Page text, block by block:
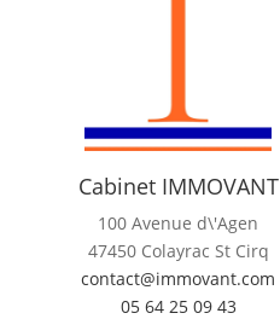
Cabinet IMMOVANT
100 Avenue d\'Agen
47450 Colayrac St Cirq
contact@immovant.com
05 64 25 09 43